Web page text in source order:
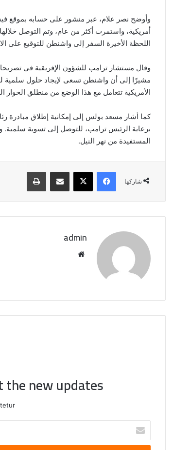
وأوضح نصر علام، عبر منشور على حسابه بموقع
أمريكية، واستمرت أكثر من عام، وتم التوصل
اللحظة الأخيرة السفر إلى واشنطن للتوقيع على
وقال مستشار ترامب للشؤون الإفريقية في
مشيرًا إلى أن واشنطن تسعى لإيجاد حلول سلمية
الأمريكية تتعامل مع هذا الوضع من منطلق الحوار
كما أشار مسعد بولس إلى إمكانية إطلاق مبادرة
برعاية الرئيس ترامب، للتوصل إلى تسوية
المستفيدة من نهر النيل.
شاركها
فيسبوك ‫X مشاركة عبر البريد طباعة
admin
new updates!
بريدك
الإلكتروني